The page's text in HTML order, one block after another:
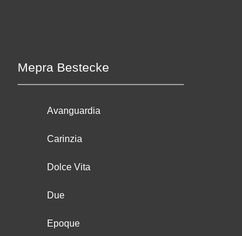
Mepra Bestecke
Avanguardia
Carinzia
Dolce Vita
Due
Epoque